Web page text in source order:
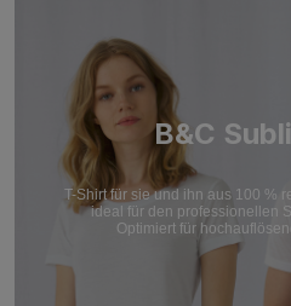
B&C
T-Shirt für sie und ihn aus 100 %
ideal für den professionellen
Optimiert für